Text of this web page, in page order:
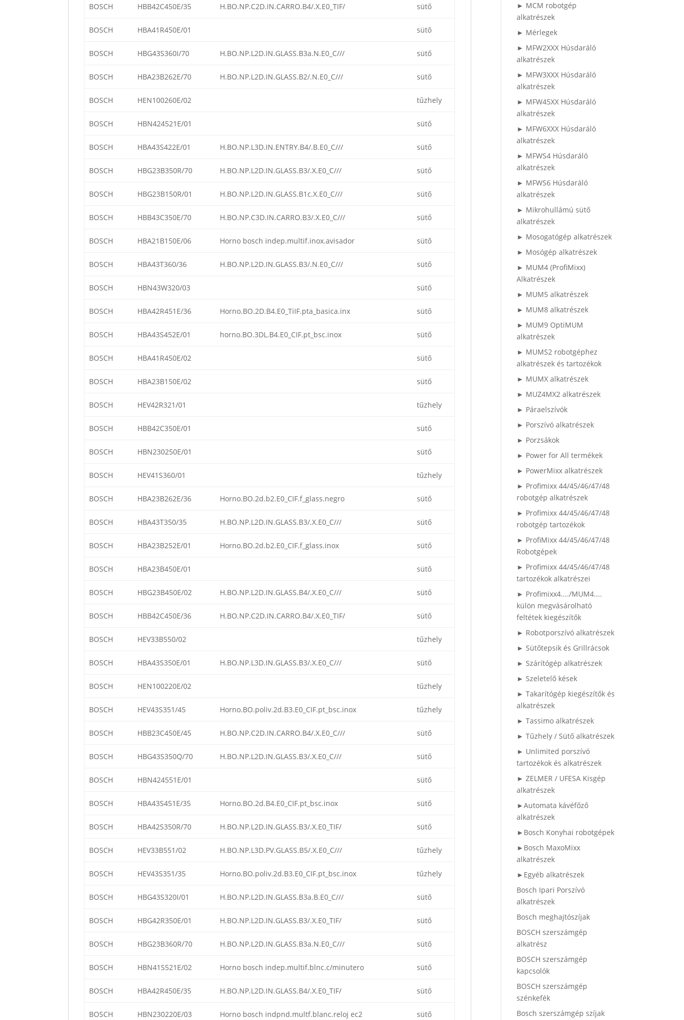
BOSCH HBB42C450E/35 H.BO.NP.C2D.IN.CARRO.B4/.X.E0_TIF/ sütő
BOSCH HBA41R450E/01 sütő
BOSCH HBG43S360I/70 H.BO.NP.L2D.IN.GLASS.B3a.N.E0_C/// sütő
BOSCH HBA23B262E/70 H.BO.NP.L2D.IN.GLASS.B2/.N.E0_C/// sütő
BOSCH HEN100260E/02 tűzhely
BOSCH HBN424521E/01 sütő
BOSCH HBA43S422E/01 H.BO.NP.L3D.IN.ENTRY.B4/.B.E0_C/// sütő
BOSCH HBG23B350R/70 H.BO.NP.L2D.IN.GLASS.B3/.X.E0_C/// sütő
BOSCH HBG23B150R/01 H.BO.NP.L2D.IN.GLASS.B1c.X.E0_C/// sütő
BOSCH HBB43C350E/70 H.BO.NP.C3D.IN.CARRO.B3/.X.E0_C/// sütő
BOSCH HBA21B150E/06 Horno bosch indep.multif.inox.avisador sütő
BOSCH HBA43T360/36 H.BO.NP.L2D.IN.GLASS.B3/.N.E0_C/// sütő
BOSCH HBN43W320/03 sütő
BOSCH HBA42R451E/36 Horno.BO.2D.B4.E0_TiIF.pta_basica.inx sütő
BOSCH HBA43S452E/01 horno.BO.3DL.B4.E0_CIF.pt_bsc.inox sütő
BOSCH HBA41R450E/02 sütő
BOSCH HBA23B150E/02 sütő
BOSCH HEV42R321/01 tűzhely
BOSCH HBB42C350E/01 sütő
BOSCH HBN230250E/01 sütő
BOSCH HEV41S360/01 tűzhely
BOSCH HBA23B262E/36 Horno.BO.2d.b2.E0_CIF.f_glass.negro sütő
BOSCH HBA43T350/35 H.BO.NP.L2D.IN.GLASS.B3/.X.E0_C/// sütő
BOSCH HBA23B252E/01 Horno.BO.2d.b2.E0_CIF.f_glass.inox sütő
BOSCH HBA23B450E/01 sütő
BOSCH HBG23B450E/02 H.BO.NP.L2D.IN.GLASS.B4/.X.E0_C/// sütő
BOSCH HBB42C450E/36 H.BO.NP.C2D.IN.CARRO.B4/.X.E0_TIF/ sütő
BOSCH HEV33B550/02 tűzhely
BOSCH HBA43S350E/01 H.BO.NP.L3D.IN.GLASS.B3/.X.E0_C/// sütő
BOSCH HEN100220E/02 tűzhely
BOSCH HEV43S351/45 Horno.BO.poliv.2d.B3.E0_CIF.pt_bsc.inox tűzhely
BOSCH HBB23C450E/45 H.BO.NP.C2D.IN.CARRO.B4/.X.E0_C/// sütő
BOSCH HBG43S350Q/70 H.BO.NP.L2D.IN.GLASS.B3/.X.E0_C/// sütő
BOSCH HBN424551E/01 sütő
BOSCH HBA43S451E/35 Horno.BO.2d.B4.E0_CIF.pt_bsc.inox sütő
BOSCH HBA42S350R/70 H.BO.NP.L2D.IN.GLASS.B3/.X.E0_TIF/ sütő
BOSCH HEV33B551/02 H.BO.NP.L3D.PV.GLASS.B5/.X.E0_C/// tűzhely
BOSCH HEV43S351/35 Horno.BO.poliv.2d.B3.E0_CIF.pt_bsc.inox tűzhely
BOSCH HBG43S320I/01 H.BO.NP.L2D.IN.GLASS.B3a.B.E0_C/// sütő
BOSCH HBG42R350E/01 H.BO.NP.L2D.IN.GLASS.B3/.X.E0_TIF/ sütő
BOSCH HBG23B360R/70 H.BO.NP.L2D.IN.GLASS.B3a.N.E0_C/// sütő
BOSCH HBN41S521E/02 Horno bosch indep.multif.blnc.c/minutero sütő
BOSCH HBA42R450E/35 H.BO.NP.L2D.IN.GLASS.B4/.X.E0_TIF/ sütő
BOSCH HBN230220E/03 Horno bosch indpnd.multf.blanc.reloj ec2 sütő
► MCM robotgép
alkatrészek
► Mérlegek
► MFW2XXX Húsdaráló
alkatrészek
► MFW3XXX Húsdaráló
alkatrészek
► MFW45XX Húsdaráló
alkatrészek
► MFW6XXX Húsdaráló
alkatrészek
► MFWS4 Húsdaráló
alkatrészek
► MFWS6 Húsdaráló
alkatrészek
► Mikrohullámú sütő
alkatrészek
► Mosogatógép alkatrészek
► Mosógép alkatrészek
► MUM4 (ProfiMixx)
Alkatrészek
► MUM5 alkatrészek
► MUM8 alkatrészek
► MUM9 OptiMUM
alkatrészek
► MUMS2 robotgéphez
alkatrészek és tartozékok
► MUMX alkatrészek
► MUZ4MX2 alkatrészek
► Páraelszívók
► Porszívó alkatrészek
► Porzsákok
► Power for All termékek
► PowerMixx alkatrészek
► Profimixx 44/45/46/47/48
robotgép alkatrészek
► Profimixx 44/45/46/47/48
robotgép tartozékok
► ProfiMixx 44/45/46/47/48
Robotgépek
► Profimixx 44/45/46/47/48
tartozékok alkatrészei
► Profimixx4..../MUM4....
külön megvásárolható
feltétek kiegészítők
► Robotporszívó alkatrészek
► Sütőtepsik és Grillrácsok
► Szárítógép alkatrészek
► Szeletelő kések
► Takarítógép kiegészítők és
alkatrészek
► Tassimo alkatrészek
► Tűzhely / Sütő alkatrészek
► Unlimited porszívó
tartozékok és alkatrészek
► ZELMER / UFESA Kisgép
alkatrészek
►Automata kávéfőző
alkatrészek
►Bosch Konyhai robotgépek
►Bosch MaxoMixx
alkatrészek
►Egyéb alkatrészek
Bosch Ipari Porszívó
alkatrészek
Bosch meghajtószíjak
BOSCH szerszámgép
alkatrész
BOSCH szerszámgép
kapcsolók
BOSCH szerszámgép
szénkefék
Bosch szerszámgép szíjak